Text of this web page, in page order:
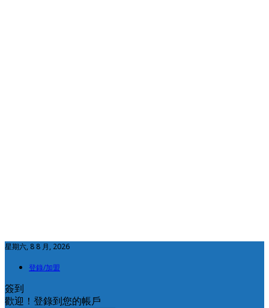
星期六, 8 8 月, 2026
登錄/加盟
簽到
歡迎！登錄到您的帳戶